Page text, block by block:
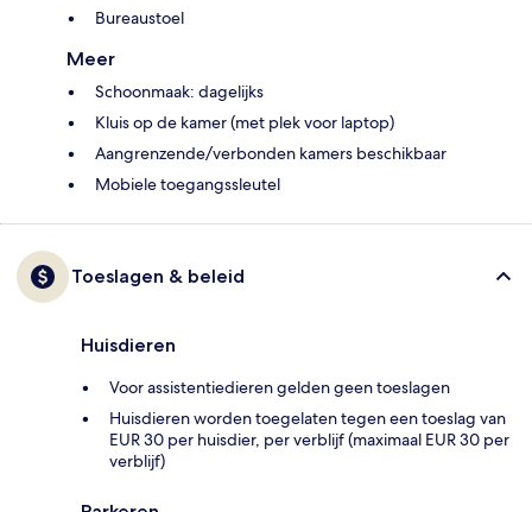
Bureaustoel
Meer
Schoonmaak: dagelijks
Kluis op de kamer (met plek voor laptop)
Aangrenzende/verbonden kamers beschikbaar
Mobiele toegangssleutel
Toeslagen & beleid
Huisdieren
Voor assistentiedieren gelden geen toeslagen
Huisdieren worden toegelaten tegen een toeslag van
EUR 30 per huisdier, per verblijf (maximaal EUR 30 per
verblijf)